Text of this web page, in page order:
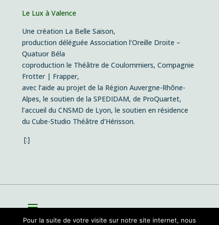
Le Lux à Valence
Une création La Belle Saison,
production déléguée Association l’Oreille Droite –
Quatuor Béla
coproduction le Théâtre de Coulommiers, Compagnie
Frotter | Frapper,
avec l’aide au projet de la Région Auvergne-Rhône-
Alpes, le soutien de la SPEDIDAM, de ProQuartet,
l’accueil du CNSMD de Lyon, le soutien en résidence
du Cube-Studio Théâtre d’Hérisson.
[:]
Pour la suite de votre visite sur notre site internet, nous